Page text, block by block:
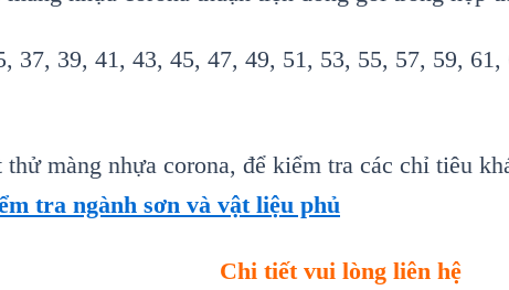
37, 39, 41, 43, 45, 47, 49, 51, 53, 55, 57, 59,
màng nhựa corona, để kiểm tra các chỉ tiêu
tra ngành sơn và vật liệu phủ
Chi tiết vui lòng liên hệ